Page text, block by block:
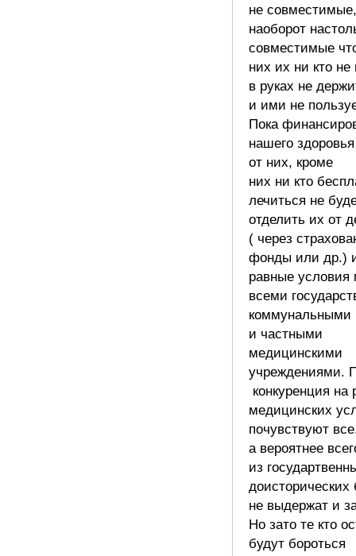
не
наоборот
совместимые
них их ни кто не
в руках не
и ими не
Пока
нашего
от них, кроме
них ни кто
лечиться не
отделить их от
( через
фонды или др.)
равные условия
всеми
коммунальными
и частными
медицинскими
учреждениями.
конкуренция на
медицинских
почувствуют
а вероятнее
из
доисторических
не выдержат и
Но зато те кто
будут бороться